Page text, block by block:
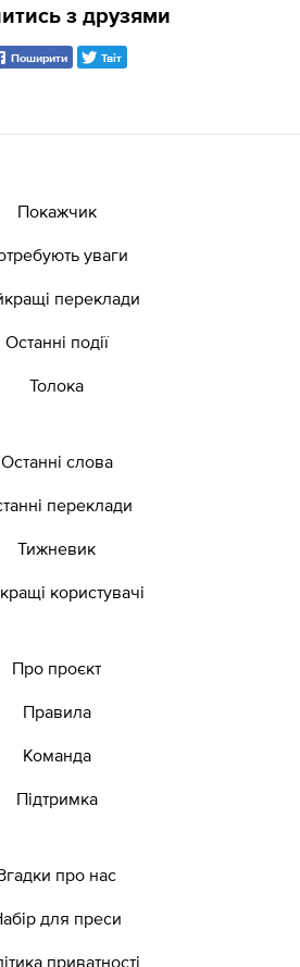
з друзями
Поширити Твіт
Покажчик
уваги
переклади
Останні події
Толока
Останні слова
переклади
Тижневик
користувачі
Про проєкт
Правила
Команда
Підтримка
про нас
для преси
приватності